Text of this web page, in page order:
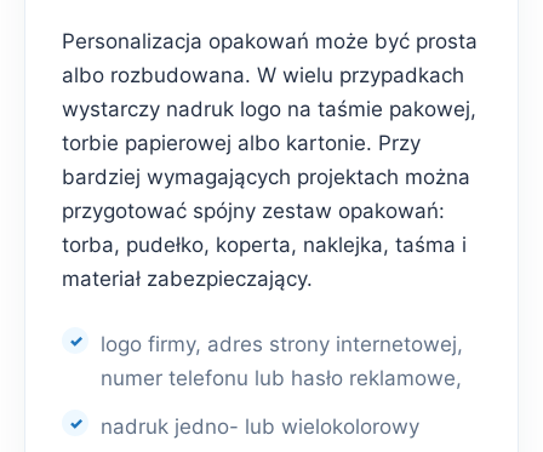
Personalizacja opakowań może być prosta
albo rozbudowana. W wielu przypadkach
wystarczy nadruk logo na taśmie pakowej,
torbie papierowej albo kartonie. Przy
bardziej wymagających projektach można
przygotować spójny zestaw opakowań:
torba, pudełko, koperta, naklejka, taśma i
materiał zabezpieczający.
logo firmy, adres strony internetowej,
numer telefonu lub hasło reklamowe,
nadruk jedno- lub wielokolorowy